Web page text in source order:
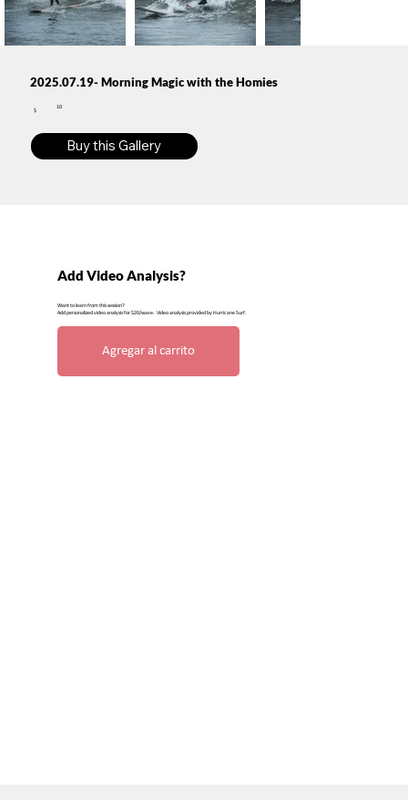
2025.07.19- Morning Magic with the Homies
$
10
Buy this Gallery
Add Video Analysis?
Want to learn from this session?
Add personalized video analysis for $20/wave. Video analysis provided by Hurricane Surf.
Agregar al carrito